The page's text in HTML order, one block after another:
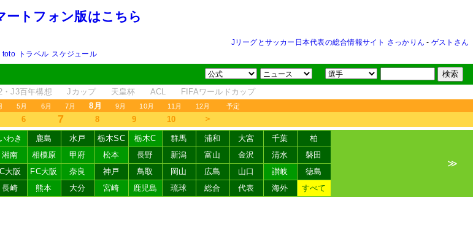
ートフォン版はこちら
Jリーグとサッカー日本代表の総合情報サイト さっかりん - ゲストさん
toto トラベル スケジュール
・J3百年構想 Jカップ 天皇杯 ACL FIFAワールドカップ
5月 6月 7月 8月 9月 10月 11月 12月 予定
6 7 8 9 10 ＞
わき 鹿島 水戸 栃木SC 栃木C 群馬 浦和 大宮 千葉
柏
湘南 相模原 甲府 松本 長野 新潟 富山 金沢 清水
磐田
C大阪 FC大阪 奈良 神戸 鳥取 岡山 広島 山口 讃岐
徳島
長崎 熊本 大分 宮崎 鹿児島 琉球 総合 代表 海外 すべて
≫